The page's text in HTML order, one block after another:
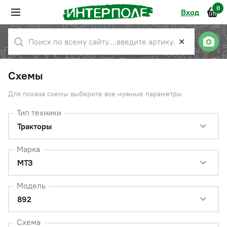
Вход 0
✕
Схемы
Для показа схемы выберите все нужные параметры
Тип техники
Тракторы
Марка
МТЗ
Модель
892
Схема